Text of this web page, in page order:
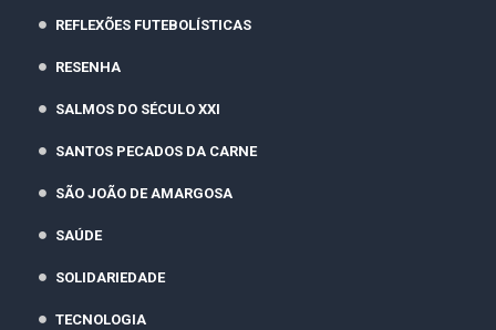
REFLEXÕES FUTEBOLÍSTICAS
RESENHA
SALMOS DO SÉCULO XXI
SANTOS PECADOS DA CARNE
SÃO JOÃO DE AMARGOSA
SAÚDE
SOLIDARIEDADE
TECNOLOGIA